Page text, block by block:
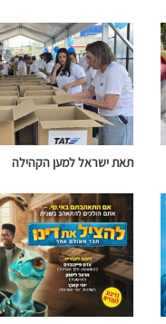
תאת ישראל למען הקהילה